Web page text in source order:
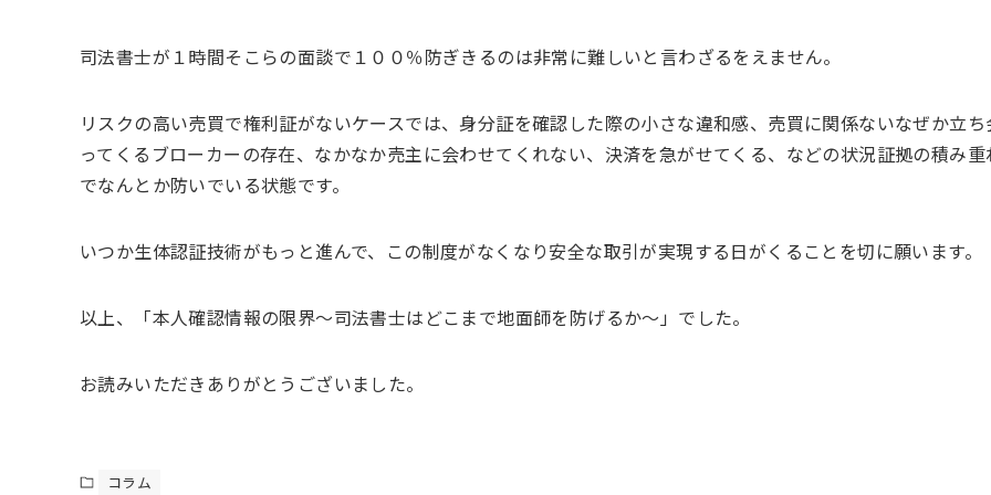
司法書士が１時間そこらの面談で１００％防ぎきるのは非常に難しいと言わざるをえません。
リスクの高い売買で権利証がないケースでは、身分証を確認した際の小さな違和感、売買に関係ないなぜか立ち
ってくるブローカーの存在、なかなか売主に会わせてくれない、決済を急がせてくる、などの状況証拠の積み重
でなんとか防いでいる状態です。
いつか生体認証技術がもっと進んで、この制度がなくなり安全な取引が実現する日がくることを切に願います。
以上、「本人確認情報の限界～司法書士はどこまで地面師を防げるか～」でした。
お読みいただきありがとうございました。
コラム